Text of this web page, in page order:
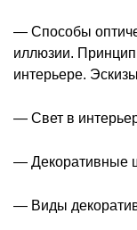
— Способы
иллюзии.
интерьере.
— Свет в
— Декоративные
— Виды